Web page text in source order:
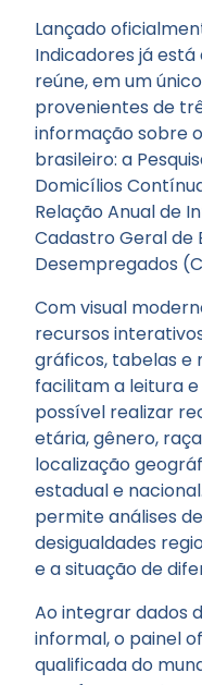
Lançado
Indicadores já
reúne, em um
provenientes de
informação sobre
brasileiro: a
Domicílios
Relação Anual de
Cadastro Geral de
Desempregados
Com visual
recursos
gráficos, tabelas e
facilitam a leitura e
possível realizar
etária, gênero,
localização
estadual e
permite análises
desigualdades
e a situação de
Ao integrar dados
informal, o painel
qualificada do